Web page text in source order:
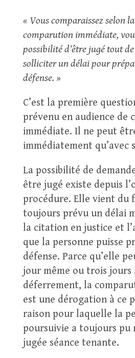
« Vous comparaissez selon
comparution immédiate,
possibilité d’être jugé tout
solliciter un délai pour
défense. »
C’est la première
prévenu en audience de
immédiate. Il ne peut
immédiatement qu’avec
La possibilité de
être jugé existe depuis
procédure. Elle vient du
toujours prévu un délai
la citation en justice et
que la personne puisse
défense. Parce qu’elle
jour même ou trois jours
déferrement, la
est une dérogation à ce
raison pour laquelle la
poursuivie a toujours pu
jugée séance tenante.